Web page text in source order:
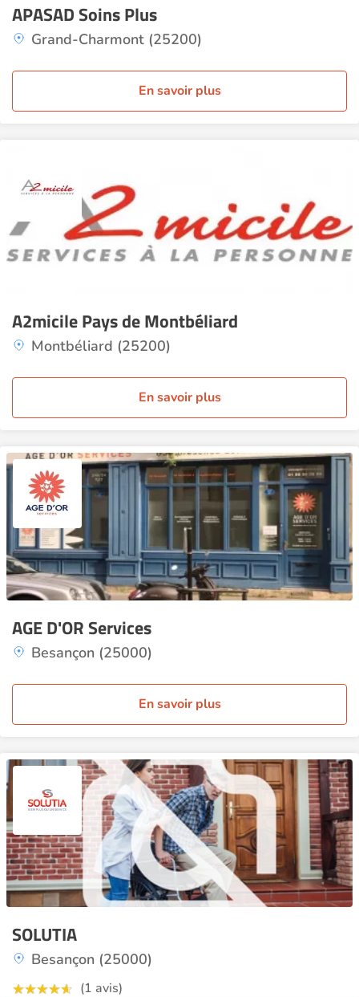
APASAD Soins Plus
Grand-Charmont (25200)
En savoir plus
A2micile Pays de Montbéliard
Montbéliard (25200)
En savoir plus
AGE D'OR Services
Besançon (25000)
En savoir plus
SOLUTIA
Besançon (25000)
(1 avis)